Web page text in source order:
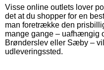
Visse online outlets lover
det at du shopper for en
man foretrække den
mange gange – uafhængig
Brønderslev eller Sæby –
udleveringssted.